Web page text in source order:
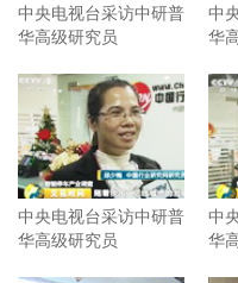
。尤
为我
共
出的认真负责
中央电视台采访中研普
华高级研究员
中
华
中央电视台采访中研普
华高级研究员
中
华